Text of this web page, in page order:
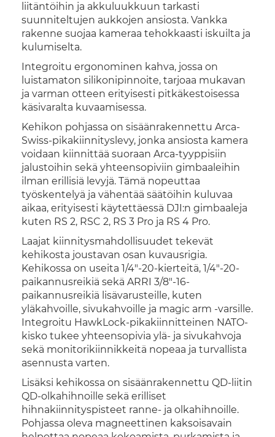
liitäntöihin ja akkuluukkuun tarkasti
suunniteltujen aukkojen ansiosta. Vankka
rakenne suojaa kameraa tehokkaasti iskuilta ja
kulumiselta.
Integroitu ergonominen kahva, jossa on
luistamaton silikonipinnoite, tarjoaa mukavan
ja varman otteen erityisesti pitkäkestoisessa
käsivaralta kuvaamisessa.
Kehikon pohjassa on sisäänrakennettu Arca-
Swiss-pikakiinnityslevy, jonka ansiosta kamera
voidaan kiinnittää suoraan Arca-tyyppisiin
jalustoihin sekä yhteensopiviin gimbaaleihin
ilman erillisiä levyjä. Tämä nopeuttaa
työskentelyä ja vähentää säätöihin kuluvaa
aikaa, erityisesti käytettäessä DJI:n gimbaaleja
kuten RS 2, RSC 2, RS 3 Pro ja RS 4 Pro.
Laajat kiinnitysmahdollisuudet tekevät
kehikosta joustavan osan kuvausrigia.
Kehikossa on useita 1/4"-20-kierteitä, 1/4"-20-
paikannusreikiä sekä ARRI 3/8"-16-
paikannusreikiä lisävarusteille, kuten
yläkahvoille, sivukahvoille ja magic arm -varsille.
Integroitu HawkLock-pikakiinnitteinen NATO-
kisko tukee yhteensopivia ylä- ja sivukahvoja
sekä monitorikiinnikkeitä nopeaa ja turvallista
asennusta varten.
Lisäksi kehikossa on sisäänrakennettu QD-liitin
QD-olkahihnoille sekä erilliset
hihnakiinnityspisteet ranne- ja olkahihnoille.
Pohjassa oleva magneettinen kaksoisavain